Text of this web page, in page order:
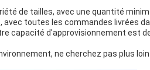
de tailles, avec une quantité
avec toutes les commandes livrées
capacité d'approvisionnement est
ne cherchez pas plus loin